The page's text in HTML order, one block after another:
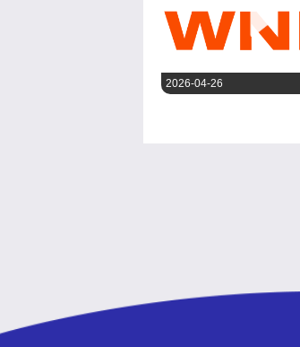
2026-04-26